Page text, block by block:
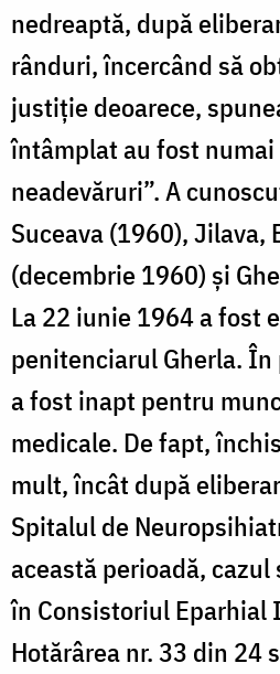
nedreaptă, după
rânduri, încercând să
justiție deoarece,
întâmplat au fost
neadevăruri”. A
Suceava (1960), Jilava,
(decembrie 1960) și
La 22 iunie 1964 a fost
penitenciarul Gherla.
a fost inapt pentru
medicale. De fapt,
mult, încât după
Spitalul de
această perioadă,
în Consistoriul Eparhial
Hotărârea nr. 33 din 24